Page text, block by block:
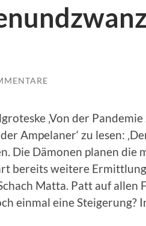
‚Von der Pandemie
Ampelaner‘ zu lesen:
Die Dämonen planen die
bereits weitere
Matta. Patt auf allen
einmal eine Steigerung?